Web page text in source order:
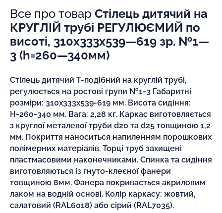
Все про товар Стілець дитячий на
КРУГЛІЙ трубі РЕГУЛЮЄМИЙ по
висоті, 310х333х539—619 зр. №1—
3 (h=260—340мм)
Стілець дитячий Т-подібний на круглій трубі,
регулюється на ростові групи №1-3 Габаритні
розміри: 310х333х539-619 мм. Висота сидіння:
Н-260-340 мм. Вага: 2,28 кг. Каркас виготовляється
з круглої металевої труби d20 та d25 товщиною 1,2
мм. Покриття наноситься напиленням порошкових
полімерних матеріалів. Торці труб захищені
пластмасовими наконечниками. Спинка та сидіння
виготовляються із гнуто-клеєної фанери
товщиною 8мм. Фанера покривається акриловим
лаком на водній основі. Колір каркасу: жовтий,
салатовий (RAL6018) або сірий (RAL7035).